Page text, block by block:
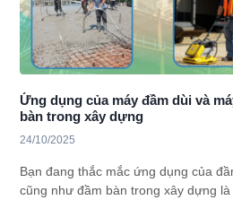
Ứng dụng của máy đầm dùi và
bàn trong xây dựng
24/10/2025
Bạn đang thắc mắc ứng dụng của
cũng như đầm bàn trong xây dựng là